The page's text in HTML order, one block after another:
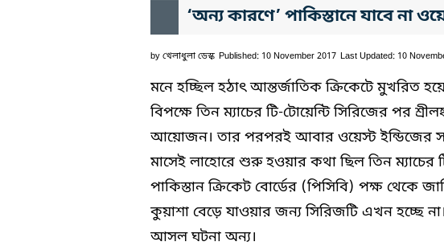
‘অন্য কারণে’ পাকিস্তানে যাবে না
by খেলাধুলা ডেস্ক Published: 10 November 2017 Last Updated: 10
মনে হচ্ছিল হঠাৎ আন্তর্জাতিক ক্রিকেটে মুখরিত
বিপক্ষে তিন ম্যাচের টি-টোয়েন্টি সিরিজের পর
আয়োজন। তার পরপরই আবার ওয়েস্ট ইন্ডিজের
মাসেই লাহোরে শুরু হওয়ার কথা ছিল তিন ম্যাচের
পাকিস্তান ক্রিকেট বোর্ডের (পিসিবি) পক্ষ থেকে
কুয়াশা বেড়ে যাওয়ার জন্য সিরিজটি এখন হচ্ছে
আসল ঘটনা অন্য।